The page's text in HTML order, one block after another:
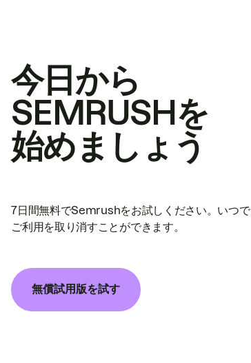
今日から
SEMRUSHを
始めましょう
7日間無料でSemrushをお試しください。いつ
ご利用を取り消すことができます。
無償試用版を試す